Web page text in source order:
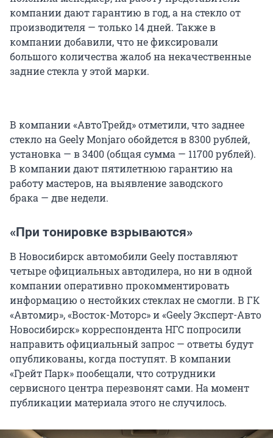
компании дают гарантию в год, а на стекло от
производителя — только 14 дней. Также в
компании добавили, что не фиксировали
большого количества жалоб на некачественные
задние стекла у этой марки.
В компании «АвтоТрейд» отметили, что заднее
стекло на Geely Monjaro обойдется в 8300 рублей,
установка — в 3400 (общая сумма ­— 11700 рублей).
В компании дают пятилетнюю гарантию на
работу мастеров, на выявление заводского
брака — две недели.
«При тонировке взрываются»
В Новосибирск автомобили Geely поставляют
четыре официальных автодилера, но ни в одной
компании оперативно прокомментировать
информацию о нестойких стеклах не смогли. В ГК
«Автомир», «Восток-Моторс» и «Geely Эксперт-Авто
Новосибирск» корреспондента НГС попросили
направить официальный запрос — ответы будут
опубликованы, когда поступят. В компании
«Грейт Парк» пообещали, что сотрудники
сервисного центра перезвонят сами. На момент
публикации материала этого не случилось.